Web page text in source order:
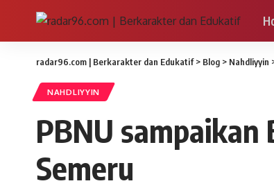
radar96.com | Berkarakter dan Edukatif> Blog > Nahdliyyin
NAHDLIYYIN
PBNU sampaikan
Semeru